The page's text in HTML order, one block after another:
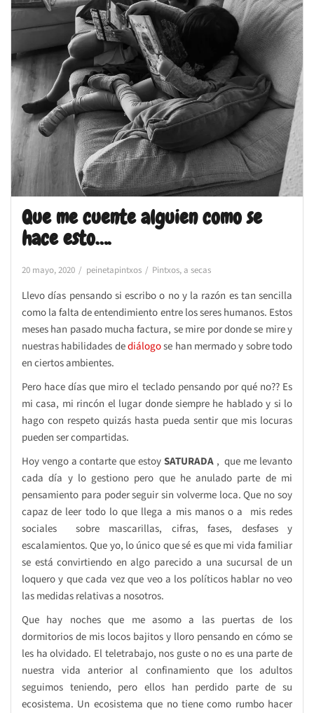
Que me cuente alguien como se
hace esto….
20 mayo, 2020 peinetapintxos Pintxos, a secas
Llevo días pensando si escribo o no y la razón es tan sencilla
como la falta de entendimiento entre los seres humanos. Estos
meses han pasado mucha factura, se mire por donde se mire y
nuestras habilidades dediálogose han mermado y sobre todo
en ciertos ambientes.
Pero hace días que miro el teclado pensando por qué no?? Es
mi casa, mi rincón el lugar donde siempre he hablado y si lo
hago con respeto quizás hasta pueda sentir que mis locuras
pueden ser compartidas.
Hoy vengo a contarte que estoySATURADA, que me levanto
cada día y lo gestiono pero que he anulado parte de mi
pensamiento para poder seguir sin volverme loca. Que no soy
capaz de leer todo lo que llega a mis manos o a mis redes
sociales sobre mascarillas, cifras, fases, desfases y
escalamientos. Que yo, lo único que sé es que mi vida familiar
se está convirtiendo en algo parecido a una sucursal de un
loquero y que cada vez que veo a los políticos hablar no veo
las medidas relativas a nosotros.
Que hay noches que me asomo a las puertas de los
dormitorios de mis locos bajitos y lloro pensando en cómo se
les ha olvidado. El teletrabajo, nos guste o no es una parte de
nuestra vida anterior al confinamiento que los adultos
seguimos teniendo, pero ellos han perdido parte de su
ecosistema. Un ecosistema que no tiene como rumbo hacer